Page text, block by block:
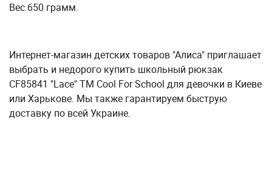
Вес 650 грамм.
Интернет-магазин детских товаров "Алиса" приглашает
выбрать и недорого купить школьный рюкзак
CF85841 "Lace" ТМ Cool For School для девочки в Киеве
или Харькове. Мы также гарантируем быструю
доставку по всей Украине.